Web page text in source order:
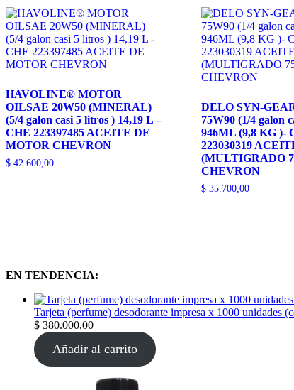
HAVOLINE® MOTOR
OILSAE 20W50 (MINERAL)
(5/4 galon casi 5 litros ) 14,19 L –
CHE 223397485 ACEITE DE
MOTOR CHEVRON
$ 42.600,00
DELO SYN-
75W90 (1/4 galon
946ML (9,8 KG )-
223030319
(MULTIGRADO
CHEVRON
$35.700,00
EN TENDENCIA:
Tarjeta (perfume) desodorante impresa x 1000
$ 380.000,00
Añadir al carrito